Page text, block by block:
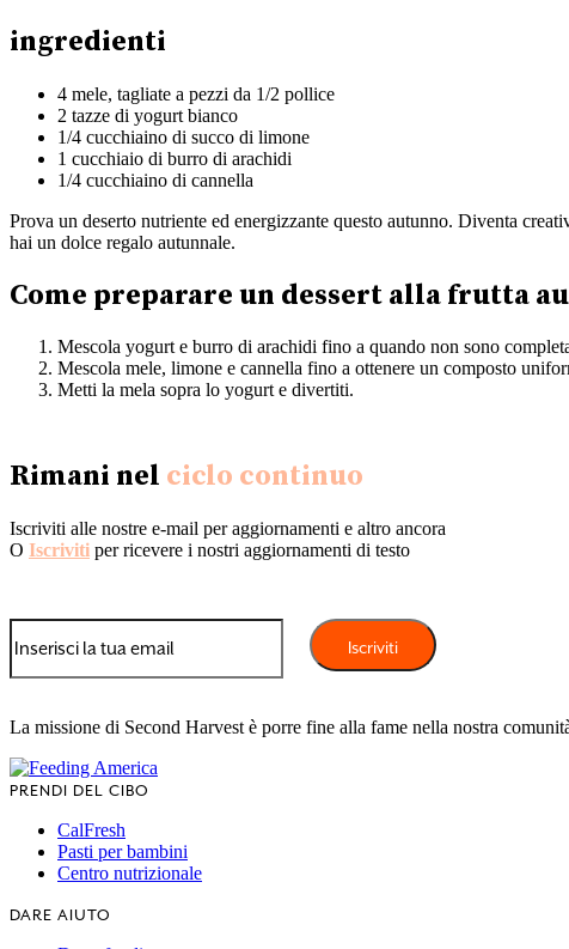
ingredienti
4 mele, tagliate a pezzi da 1/2 pollice
2 tazze di yogurt bianco
1/4 cucchiaino di succo di limone
1 cucchiaio di burro di arachidi
1/4 cucchiaino di cannella
Prova un deserto nutriente ed energizzante questo autunno. Diventa
hai un dolce regalo autunnale.
Come preparare un dessert alla frutta
Mescola yogurt e burro di arachidi fino a quando non sono
Mescola mele, limone e cannella fino a ottenere un composto
Metti la mela sopra lo yogurt e divertiti.
Rimani nel ciclo continuo
Iscriviti alle nostre e-mail per aggiornamenti e altro ancora
O Iscriviti per ricevere i nostri aggiornamenti di testo
La missione di Second Harvest è porre fine alla fame nella nostra
PRENDI DEL CIBO
CalFresh
Pasti per bambini
Centro nutrizionale
DARE AIUTO